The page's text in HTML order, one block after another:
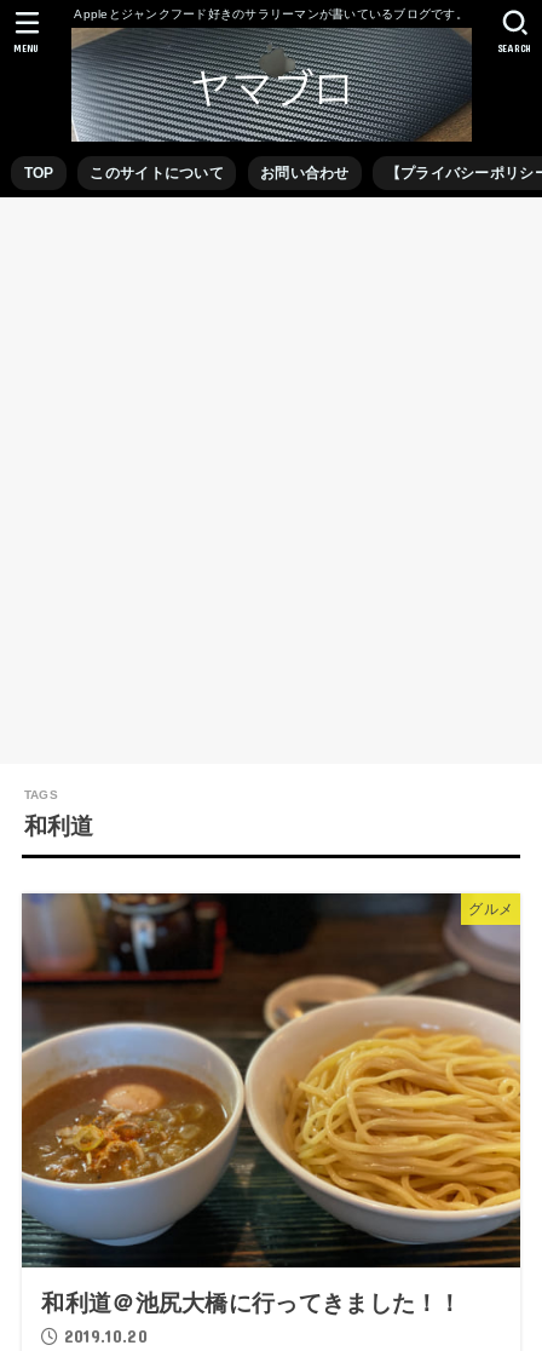
Appleとジャンクフード好きのサラリーマンが書いているブログです。
TOP このサイトについて お問い合わせ 【プライバシーポリシ
SEARCH
MENU
和利道
グルメ
和利道＠池尻大橋に行ってきました！！
2019.10.20